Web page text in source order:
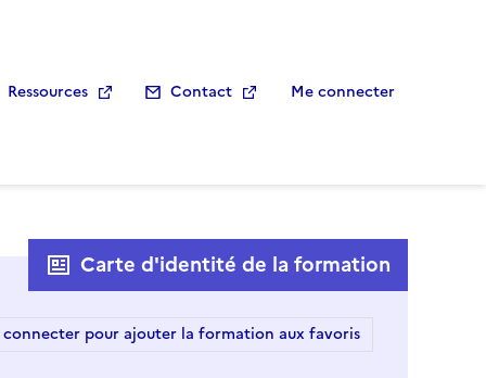
Ressources Contact Me connecter
Carte d'identité de la formation
connecter pour ajouter la formation aux favoris